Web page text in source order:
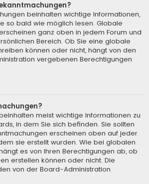
beinhalten wichtige Informationen,
so bald wie möglich lesen. Globale
ganz oben in jedem Forum und
Bereich. Ob Sie eine globale
können oder nicht, hängt von den
vergebenen Berechtigungen
meist wichtige Informationen zu
in dem Sie sich befinden. Sie sollten
erscheinen oben auf jeder
sie erstellt wurden. Wie bei globalen
es von Ihren Berechtigungen ab, ob
erstellen können oder nicht. Die
von der Board-Administration